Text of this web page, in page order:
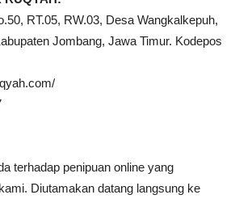
RT.05, RW.03, Desa Wangkalkepuh,
Jombang, Jawa Timur. Kodepos
terhadap penipuan online yang
Diutamakan datang langsung ke